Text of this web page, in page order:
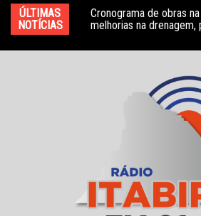
para
conteúdo
ÚLTIMAS
NOTÍCIAS
Cronograma de obras
melhorias na
HNSD se manifesta
de auditoria no PSMI